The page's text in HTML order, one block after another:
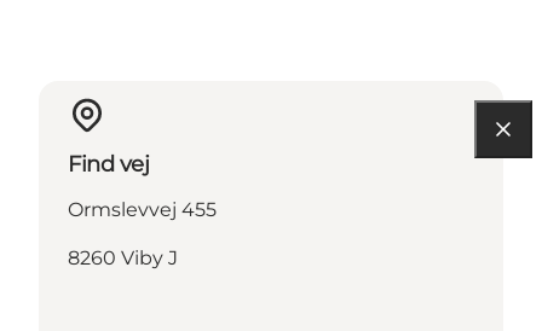
Find vej
Ormslevvej 455
8260 Viby J